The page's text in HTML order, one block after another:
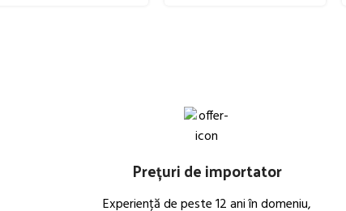
Prețuri de importator
Experiență de peste 12 ani în domeniu,